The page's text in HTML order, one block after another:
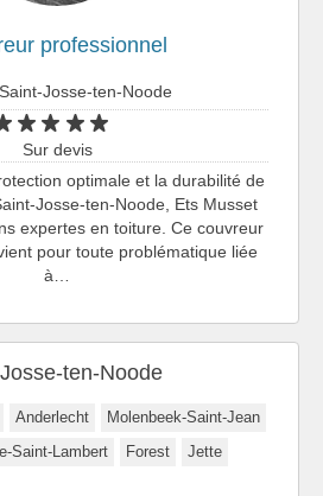
professionnel
Josse-ten-Noode
Sur devis
optimale et la durabilité de
Josse-ten-Noode, Ets Musset
expertes en toiture. Ce couvreur
pour toute problématique liée
à…
ten-Noode
Anderlecht
Molenbeek-Saint-Jean
Saint-Lambert Forest
Jette